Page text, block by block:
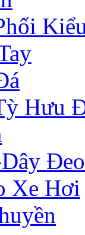
Hưu
Đeo
Xe Hơi